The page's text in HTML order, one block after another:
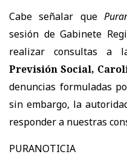
Cabe señalar que
sesión de Gabinete
realizar consultas a
Previsión Social,
denuncias formuladas
sin embargo, la
responder a nuestras
PURANOTICIA